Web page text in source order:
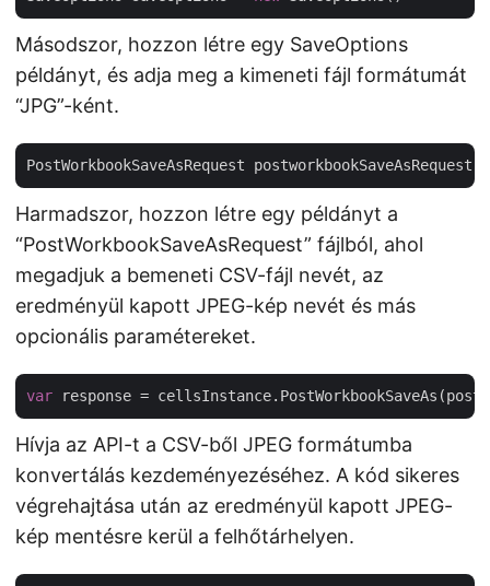
Másodszor, hozzon létre egy SaveOptions
példányt, és adja meg a kimeneti fájl formátumát
“JPG”-ként.
PostWorkbookSaveAsRequest postworkbookSaveAsRequest
Harmadszor, hozzon létre egy példányt a
“PostWorkbookSaveAsRequest” fájlból, ahol
megadjuk a bemeneti CSV-fájl nevét, az
eredményül kapott JPEG-kép nevét és más
opcionális paramétereket.
var
Hívja az API-t a CSV-ből JPEG formátumba
konvertálás kezdeményezéséhez. A kód sikeres
végrehajtása után az eredményül kapott JPEG-
kép mentésre kerül a felhőtárhelyen.